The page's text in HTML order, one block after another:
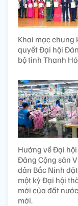
Khai mạc chung
quyết Đại hội
bộ tỉnh Thanh
Hướng về Đại
Đảng Cộng sản
dân Bắc Ninh
một kỳ Đại hội
mới của đất
mới.